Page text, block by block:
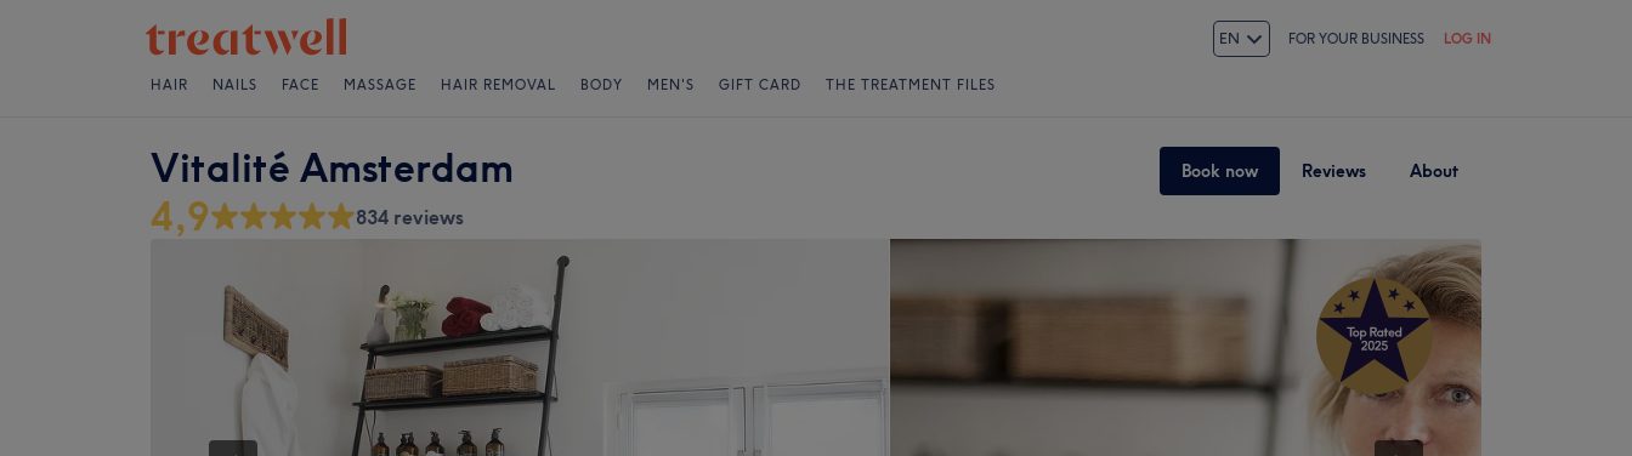
EN FOR YOUR BUSINESS LOG IN
HAIR NAILS FACE MASSAGE HAIR REMOVAL BODY MEN'S GIFT CARD THE TREATMENT FILES
Vitalité Amsterdam Book now Reviews About
4,9 834 reviews